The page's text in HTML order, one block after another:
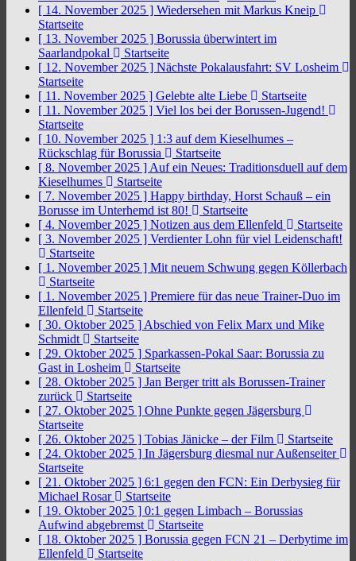
[ 14. November 2025 ] Wiedersehen mit Markus Kneip
Startseite
[ 13. November 2025 ] Borussia überwintert im
Saarlandpokal
Startseite
[ 12. November 2025 ] Nächste Pokalausfahrt: SV Losheim
Startseite
[ 11. November 2025 ] Gelebte alte Liebe
Startseite
[ 11. November 2025 ] Viel los bei der Borussen-Jugend!
Startseite
[ 10. November 2025 ] 1:3 auf dem Kieselhumes –
Rückschlag für Borussia
Startseite
[ 8. November 2025 ] Auf ein Neues: Traditionsduell auf dem
Kieselhumes
Startseite
[ 7. November 2025 ] Happy birthday, Horst Schauß – ein
Borusse im Unterhemd ist 80!
Startseite
[ 4. November 2025 ] Notizen aus dem Ellenfeld
Startseite
[ 3. November 2025 ] Verdienter Lohn für viel Leidenschaft!
Startseite
[ 1. November 2025 ] Mit neuem Schwung gegen Köllerbach
Startseite
[ 1. November 2025 ] Premiere für das neue Trainer-Duo im
Ellenfeld
Startseite
[ 30. Oktober 2025 ] Abschied von Felix Marx und Mike
Schmidt
Startseite
[ 29. Oktober 2025 ] Sparkassen-Pokal Saar: Borussia zu
Gast in Losheim
Startseite
[ 28. Oktober 2025 ] Jan Berger tritt als Borussen-Trainer
zurück
Startseite
[ 27. Oktober 2025 ] Ohne Punkte gegen Jägersburg
Startseite
[ 26. Oktober 2025 ] Tobias Jänicke – der Film
Startseite
[ 24. Oktober 2025 ] In Jägersburg diesmal nur Außenseiter
Startseite
[ 21. Oktober 2025 ] 6:1 gegen den FCN: Ein Derbysieg für
Michael Rosar
Startseite
[ 19. Oktober 2025 ] 0:1 gegen Limbach – Borussias
Aufwind abgebremst
Startseite
[ 18. Oktober 2025 ] Borussia gegen FCN 21 – Derbytime im
Ellenfeld
Startseite